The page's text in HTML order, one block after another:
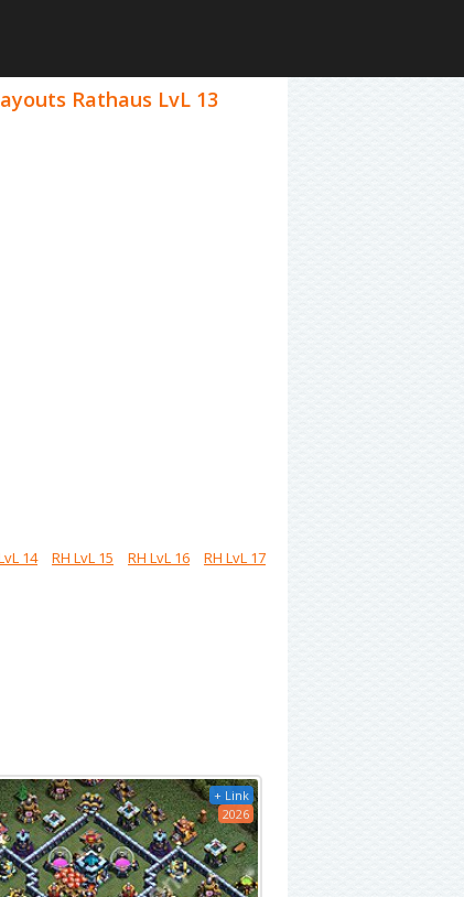
Rathaus LvL 13
14 RH LvL 15 RH LvL 16
RH LvL 17
+ Link
2026